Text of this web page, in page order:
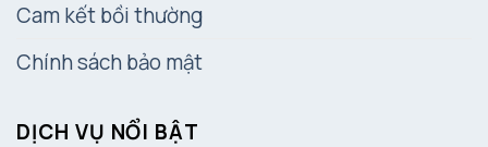
Cam kết bồi thường
Chính sách bảo mật
DỊCH VỤ NỔI BẬT